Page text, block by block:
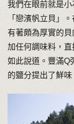
我們在眼前就是
「戀濱帆立貝」
有著頗為厚實的
加任何調味料，
如此說道。豐滿Q
的鹽分提出了鮮味